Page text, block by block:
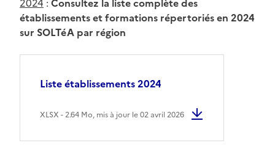
2024 : Consultez la liste complète des
établissements et formations répertoriés en 2024
sur SOLTéA par région
Liste établissements 2024
XLSX - 2.64 Mo, mis à jour le 02 avril 2026